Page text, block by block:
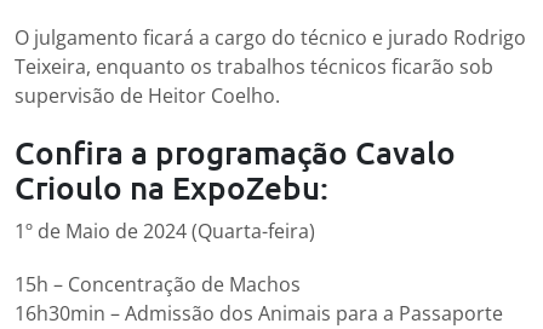
O julgamento ficará a cargo do técnico e jurado Rodrigo
Teixeira, enquanto os trabalhos técnicos ficarão sob
supervisão de Heitor Coelho.
Confira a programação Cavalo
Crioulo na ExpoZebu:
1º de Maio de 2024 (Quarta-feira)
15h – Concentração de Machos
16h30min – Admissão dos Animais para a Passaporte